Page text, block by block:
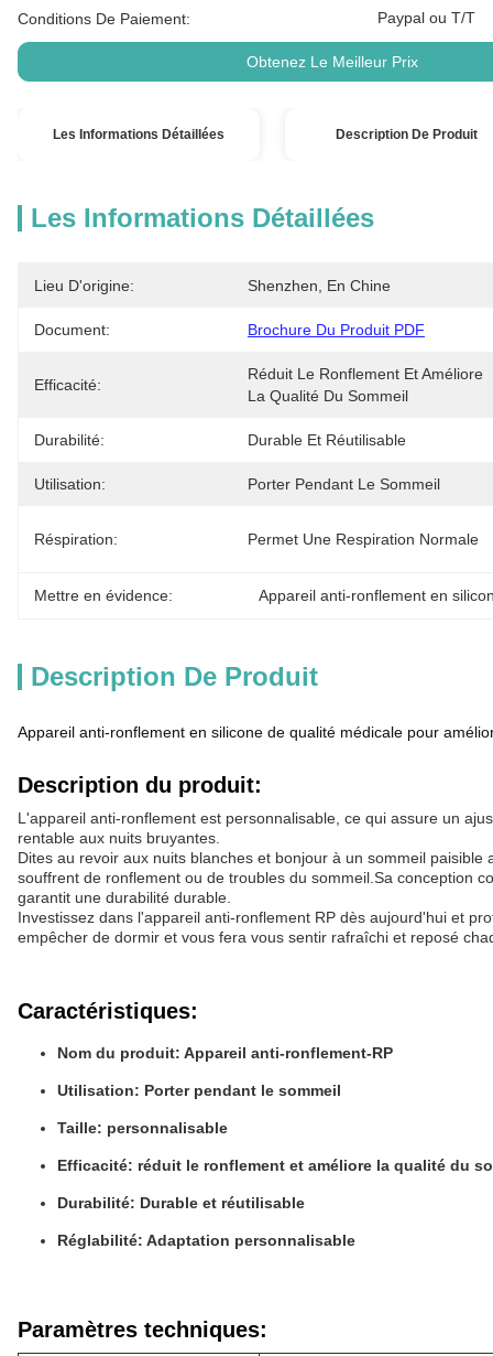
Conditions De Paiement: Paypal ou T/T
Obtenez Le Meilleur Prix
Les Informations Détaillées Description De Produit
Les Informations Détaillées
Lieu D'origine: Shenzhen, En Chine
Document: Brochure Du Produit PDF
Efficacité:
Réduit Le Ronflement Et Améliore
La Qualité Du Sommeil
Durabilité: Durable Et Réutilisable
Utilisation: Porter Pendant Le Sommeil
Réspiration: Permet Une Respiration Normale
Mettre en évidence: Appareil anti-ronflement en
Description De Produit
Appareil anti-ronflement en silicone de qualité médicale pour
Description du produit:
L'appareil anti-ronflement est personnalisable, ce qui assure un
rentable aux nuits bruyantes.
Dites au revoir aux nuits blanches et bonjour à un sommeil
souffrent de ronflement ou de troubles du sommeil.Sa conception
garantit une durabilité durable.
Investissez dans l'appareil anti-ronflement RP dès aujourd'hui et
empêcher de dormir et vous fera vous sentir rafraîchi et reposé
Caractéristiques:
Nom du produit: Appareil anti-ronflement-RP
Utilisation: Porter pendant le sommeil
Taille: personnalisable
Efficacité: réduit le ronflement et améliore la qualité du
Durabilité: Durable et réutilisable
Réglabilité: Adaptation personnalisable
Paramètres techniques: